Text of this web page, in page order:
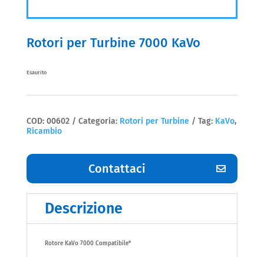
Rotori per Turbine 7000 KaVo
Esaurito
COD: 00602 Categoria: Rotori per Turbine Tag: KaVo,
Ricambio
Contattaci
Descrizione
Rotore KaVo 7000 Compatibile*